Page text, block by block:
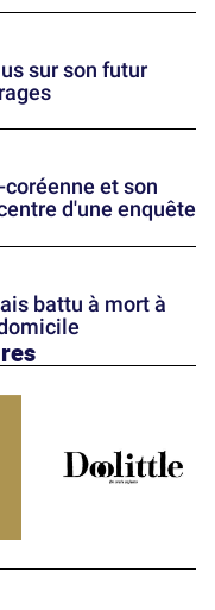
sur son futur
et son
d'une enquête
battu à mort à